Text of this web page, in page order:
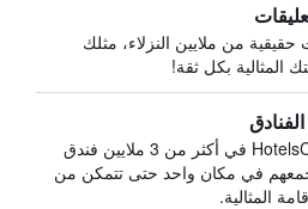
حقيقية من ملايين النزلاء، مثلك
المثالية بكل ثقة!
يبحث HotelsCombined في أكثر من 3 ملايين فندق
في مكان واحد حتى تتمكن من
المثالية.